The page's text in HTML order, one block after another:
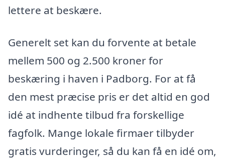
lettere at beskære.
Generelt set kan du forvente at betale
mellem 500 og 2.500 kroner for
beskæring i haven i Padborg. For at få
den mest præcise pris er det altid en god
idé at indhente tilbud fra forskellige
fagfolk. Mange lokale firmaer tilbyder
gratis vurderinger, så du kan få en idé om,